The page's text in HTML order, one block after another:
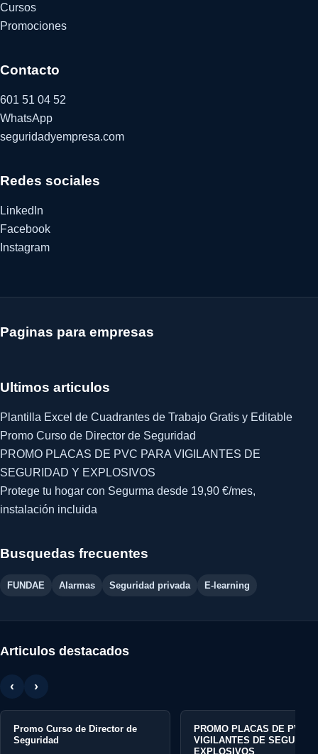
Cursos
Promociones
Contacto
601 51 04 52
WhatsApp
seguridadyempresa.com
Redes sociales
LinkedIn
Facebook
Instagram
Paginas para empresas
Ultimos articulos
Plantilla Excel de Cuadrantes de Trabajo Gratis y Editable
Promo Curso de Director de Seguridad
PROMO PLACAS DE PVC PARA VIGILANTES DE
SEGURIDAD Y EXPLOSIVOS
Protege tu hogar con Segurma desde 19,90 €/mes,
instalación incluida
Busquedas frecuentes
FUNDAE Alarmas Seguridad privada E-learning
Articulos destacados
‹ ›
Promo Curso de Director de
Seguridad
PROMO PLACAS DE PVC
VIGILANTES DE
EXPLOSIVOS